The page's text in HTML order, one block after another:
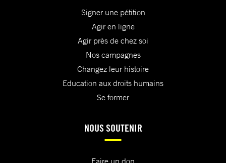
Signer une pétition
Agir en ligne
Agir près de chez soi
Nos campagnes
Changez leur histoire
Education aux droits humains
Se former
NOUS SOUTENIR
Faire un don